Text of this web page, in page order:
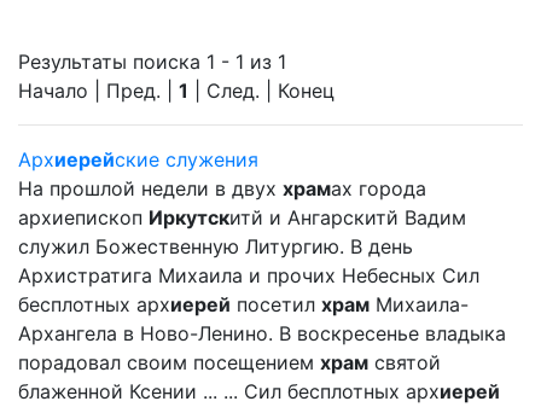
Результаты поиска 1 - 1 из 1
Начало | Пред. | 1 | След. | Конец
Архиерейские служения
На прошлой недели в двух храмах города
архиепископ Иркутскитй и Ангарскитй Вадим
служил Божественную Литургию. В день
Архистратига Михаила и прочих Небесных Сил
бесплотных архиерей посетил храм Михаила-
Архангела в Ново-Ленино. В воскресенье владыка
порадовал своим посещением храм святой
блаженной Ксении ... ... Сил бесплотных архиерей